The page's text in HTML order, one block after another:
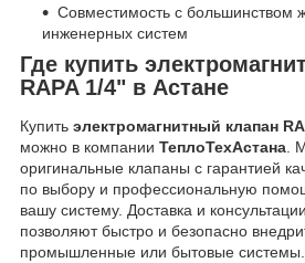
Совместимость с большинством
инженерных систем
Где купить
RAPA 1/4" в Астане
Купить электромагнитный клапан
можно в компании ТеплоТехАстана.
оригинальные клапаны с гарантией
по выбору и профессиональную
вашу систему. Доставка и
позволяют быстро и безопасно
промышленные или бытовые системы.